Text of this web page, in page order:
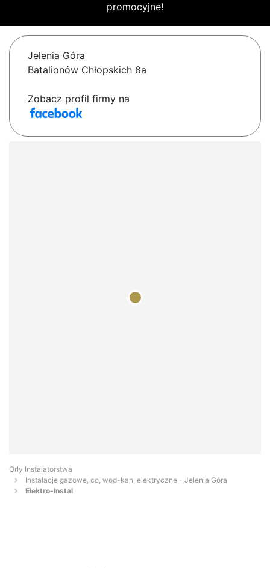
promocyjne!
Jelenia Góra
Batalionów Chłopskich 8a
Zobacz profil firmy na
Orły Instalatorstwa
Instalacje gazowe, co, wod-kan, elektryczne - Jelenia Góra
Elektro-Instal